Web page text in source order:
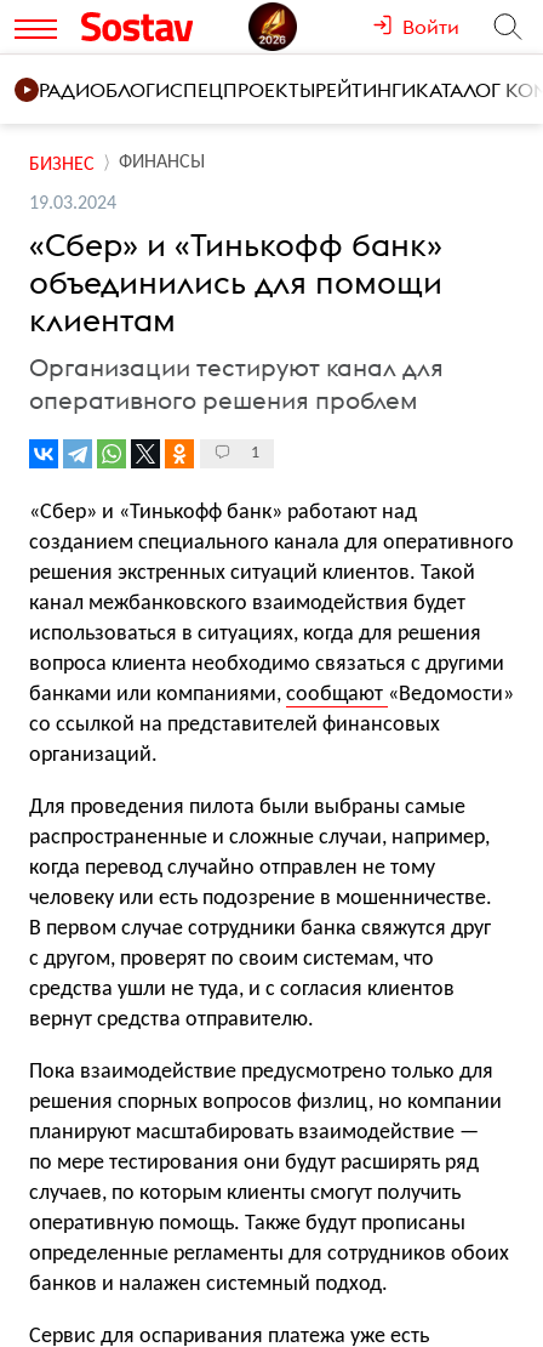
Войти
РАДИОБЛОГИСПЕЦПРОЕКТЫРЕЙТИНГИКАТАЛОГ
БИЗНЕС ФИНАНСЫ
19.03.2024
«Сбер» и «Тинькофф банк»
объединились для помощи
клиентам
Организации тестируют канал для
оперативного решения проблем
1
«Сбер» и «Тинькофф банк» работают над
созданием специального канала для оперативного
решения экстренных ситуаций клиентов. Такой
канал межбанковского взаимодействия будет
использоваться в ситуациях, когда для решения
вопроса клиента необходимо связаться с другими
банками или компаниями, сообщают «Ведомости»
со ссылкой на представителей финансовых
организаций.
Для проведения пилота были выбраны самые
распространенные и сложные случаи, например,
когда перевод случайно отправлен не тому
человеку или есть подозрение в мошенничестве.
В первом случае сотрудники банка свяжутся друг
с другом, проверят по своим системам, что
средства ушли не туда, и с согласия клиентов
вернут средства отправителю.
Пока взаимодействие предусмотрено только для
решения спорных вопросов физлиц, но компании
планируют масштабировать взаимодействие —
по мере тестирования они будут расширять ряд
случаев, по которым клиенты смогут получить
оперативную помощь. Также будут прописаны
определенные регламенты для сотрудников обоих
банков и налажен системный подход.
Сервис для оспаривания платежа уже есть